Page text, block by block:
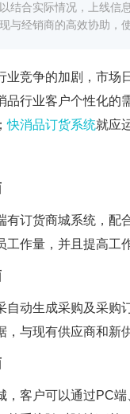
结合实际情况，上线信
与经销商的高效协助，
业竞争的加剧，市场
品行业客户个性化的
；快消品订货系统就应
有订货商城系统，配
工作量，并且提高工
自动生成采购及采购
，与现有供应商和新
，客户可以通过PC端